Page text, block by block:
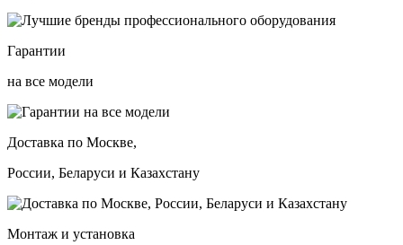
Гарантии
на все модели
Доставка по Москве,
России, Беларуси и Казахстану
Монтаж и установка